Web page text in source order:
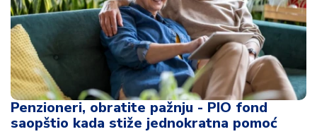
Penzioneri, obratite pažnju - PIO fond
saopštio kada stiže jednokratna pomoć